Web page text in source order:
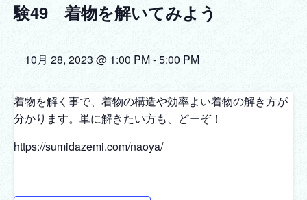
験49 着物を解いてみよう
10月 28, 2023 @ 1:00 PM-5:00 PM
着物を解く事で、着物の構造や効率よい着物の解き方が
分かります。単に解きたい方も、どーぞ！
https://sumidazemi.com/naoya/